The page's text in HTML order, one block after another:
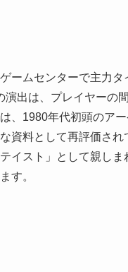
ームセンターで主力タ
出は、プレイヤーの
、1980年代初頭のア
資料として再評価され
イスト」として親しま
す。